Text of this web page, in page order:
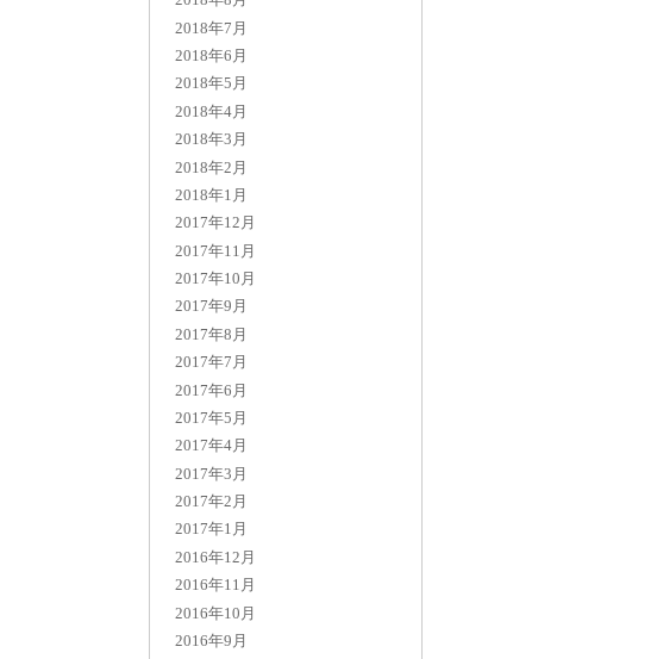
2018年7月
2018年6月
2018年5月
2018年4月
2018年3月
2018年2月
2018年1月
2017年12月
2017年11月
2017年10月
2017年9月
2017年8月
2017年7月
2017年6月
2017年5月
2017年4月
2017年3月
2017年2月
2017年1月
2016年12月
2016年11月
2016年10月
2016年9月